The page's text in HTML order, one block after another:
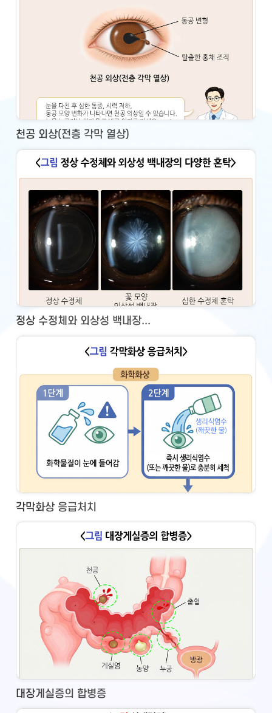
천공 외상(전층 각막 열상)
정상 수정체와 외상성 백내장...
각막화상 응급처치
대장게실증의 합병증